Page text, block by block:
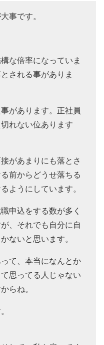
事です。
な倍率になっていま
される事がありま
があります。正社員
れない位あります
があまりにも落とさ
前からどうせ落ちる
ようにしています。
申込をする数が多く
、それでも自分に自
ないと思います。
て、本当になんとか
思ってる人じゃない
らね。